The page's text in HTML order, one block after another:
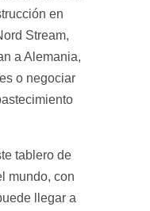
en
Stream,
a Alemania,
o negociar
tablero de
mundo, con
llegar a